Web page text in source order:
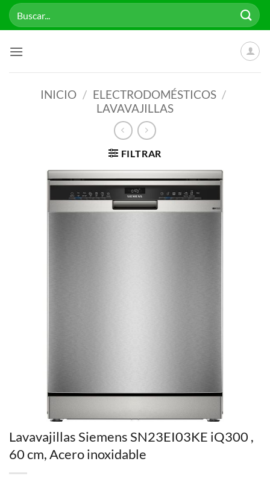
Saltar
Buscar
por:
INICIO / ELECTRODOMÉSTICOS /
LAVAVAJILLAS
FILTRAR
Lavavajillas Siemens SN23EI03KE iQ300 ,
60 cm, Acero inoxidable